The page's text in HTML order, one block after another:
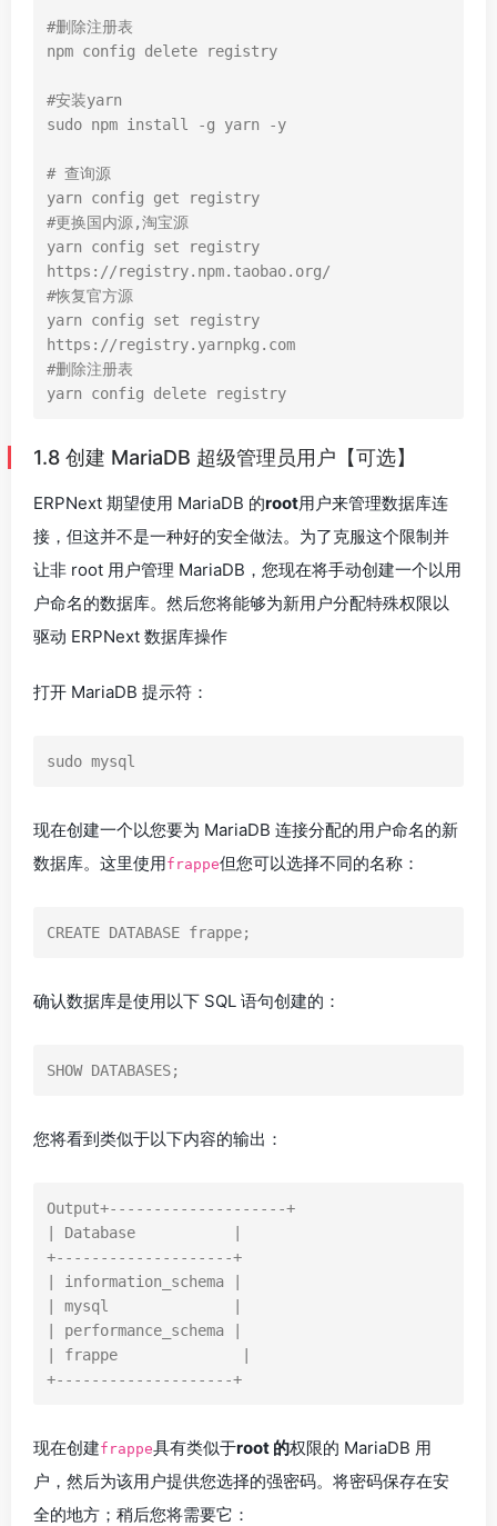
#删除注册表
npm config delete registry
#安装yarn
sudo npm install -g yarn -y
# 查询源
yarn config get registry
#更换国内源,淘宝源
yarn config set registry
https://registry.npm.taobao.org/
#恢复官方源
yarn config set registry
https://registry.yarnpkg.com
#删除注册表
1.8 创建 MariaDB 超级管理员用户【可选】
ERPNext 期望使用 MariaDB 的root用户来管理数据库连
接，但这并不是一种好的安全做法。为了克服这个限制并
让非 root 用户管理 MariaDB，您现在将手动创建一个以用
户命名的数据库。然后您将能够为新用户分配特殊权限以
驱动 ERPNext 数据库操作
打开 MariaDB 提示符：
sudo mysql
现在创建一个以您要为 MariaDB 连接分配的用户命名的新
数据库。这里使用frappe但您可以选择不同的名称：
CREATE DATABASE frappe;
确认数据库是使用以下 SQL 语句创建的：
SHOW DATABASES;
您将看到类似于以下内容的输出：
Output+--------------------+
| Database           |
+--------------------+
| information_schema |
| mysql              |
| performance_schema |
| frappe              |
+--------------------+
现在创建frappe具有类似于root 的权限的 MariaDB 用
户，然后为该用户提供您选择的强密码。将密码保存在安
全的地方；稍后您将需要它：